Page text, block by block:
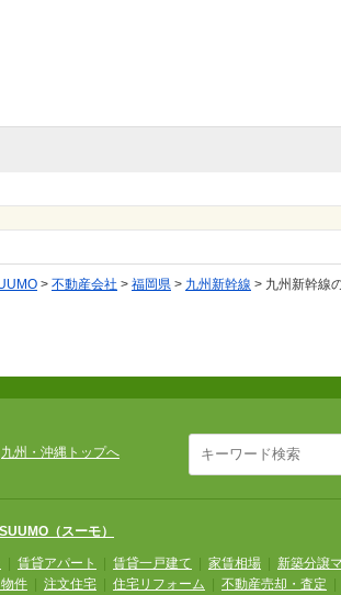
> 不動産会社 > 福岡県 > 九州新幹線 > 九州新幹線
九州・沖縄トップへ
（スーモ）
賃貸アパート 賃貸一戸建て 家賃相場
新築分譲
件 注文住宅 住宅リフォーム 不動産売却・査定